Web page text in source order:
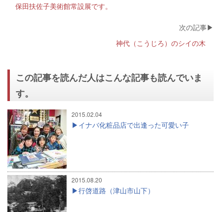
保田扶佐子美術館常設展です。
神代（こうじろ）のシイの木
この記事を読んだ人はこんな記事も読んでいま
す。
2015.02.04
イナバ化粧品店で出逢った可愛い子
2015.08.20
行啓道路（津山市山下）